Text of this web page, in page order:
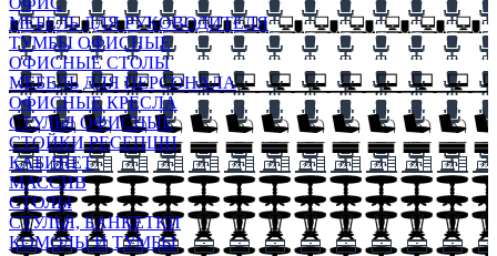
МЕБЕЛЬ ДЛЯ РУКОВОДИТЕЛЯ
ТУМБЫ ОФИСНЫЕ
ОФИСНЫЕ СТОЛЫ
МЕБЕЛЬ ДЛЯ ПЕРСОНАЛА
ОФИСНЫЕ КРЕСЛА
СТУЛЬЯ ОФИСНЫЕ
СТОЙКИ РЕСЕПШН
КАБИНЕТ
МАССИВ
СТОЛЫ
СТУЛЬЯ, БАНКЕТКИ
КОМОДЫ И ТУМБЫ